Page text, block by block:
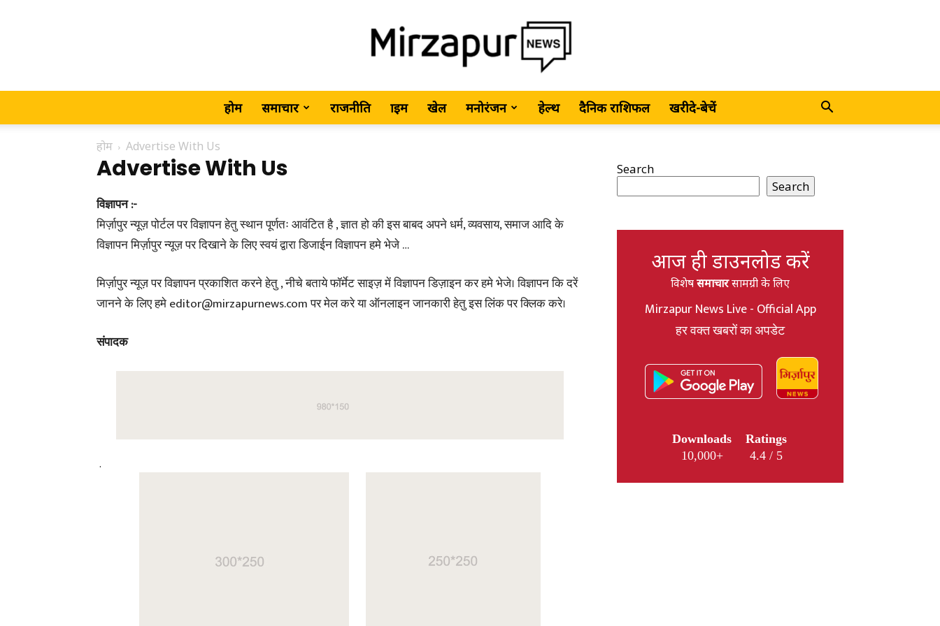
MirzapurNews.com
Hindi
होम समाचार राजनीति क्राइम खेल मनोरंजन हेल्थ दैनिक राशिफल खरीदे-बेचें
होम Advertise With Us
Advertise With Us
विज्ञापन :-
मिर्ज़ापुर न्यूज़ पोर्टल पर विज्ञापन हेतु स्थान पूर्णतः आवंटित है , ज्ञात हो की इस बाबद अपने धर्म, व्यवसाय, समाज आदि के
विज्ञापन मिर्ज़ापुर न्यूज़ पर दिखाने के लिए स्वयं द्वारा डिजाईन विज्ञापन हमे भेजे …
मिर्ज़ापुर न्यूज़ पर विज्ञापन प्रकाशित करने हेतु , नीचे बताये फॉर्मेट साइज़ में विज्ञापन डिज़ाइन कर हमे भेजे। विज्ञापन कि दरें
जानने के लिए हमे editor@mirzapurnews.com पर मेल करे या ऑनलाइन जानकारी हेतु इस लिंक पर क्लिक करे।
संपादक
.
Search
Search
आज ही डाउनलोड करें
विशेषसमाचारसामग्री के लिए
Mirzapur News Live - Official App
हर वक्त खबरों का अपडेट
Downloads
10,000+
Ratings
4.4 / 5